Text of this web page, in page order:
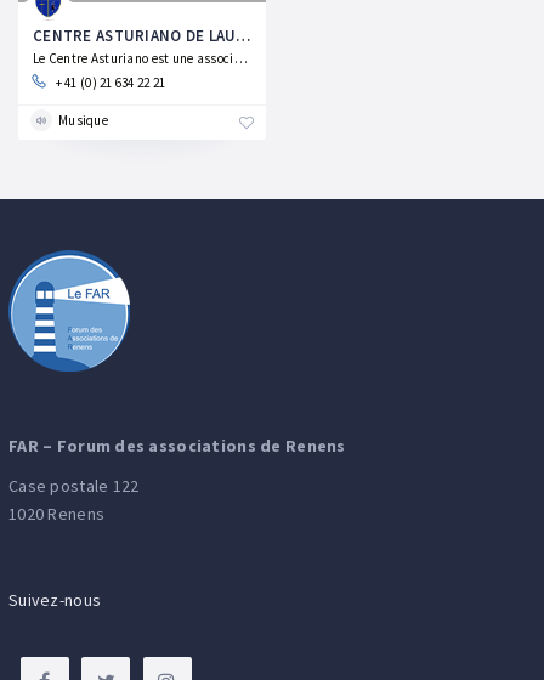
CENTRE ASTURIANO DE LAUSANNE
Le Centre Asturiano est une association
+ 41 (0) 21 634 22 21
Musique
FAR – Forum des associations de Renens
Case postale 122
1020 Renens
Suivez-nous